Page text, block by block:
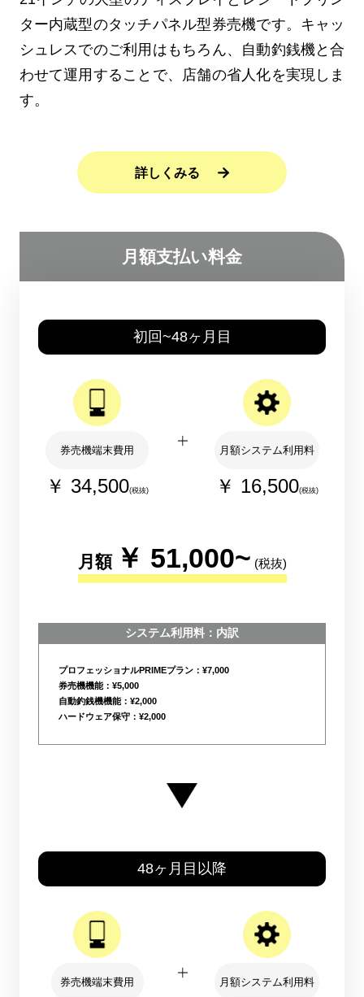
ター内蔵型のタッチパネル型券売機です。キャッ
シュレスでのご利用はもちろん、自動釣銭機と合
わせて運用することで、店舗の省人化を実現しま
す。
詳しくみる
月額支払い料金
初回~48ヶ月目
券売機端末費用
￥ 34,500(税抜)
月額システム利用料
￥ 16,500(税抜)
月額 ￥ 51,000~ (税抜)
システム利用料：内訳
プロフェッショナルPRIMEプラン：¥7,000
券売機機能：¥5,000
自動釣銭機機能：¥2,000
ハードウェア保守：¥2,000
48ヶ月目以降
券売機端末費用 月額システム利用料